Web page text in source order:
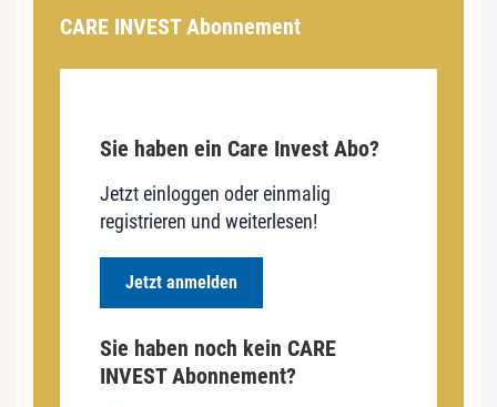
CARE INVEST Abonnement
Sie haben ein Care Invest Abo?
Jetzt einloggen oder einmalig
registrieren und weiterlesen!
Jetzt anmelden
Sie haben noch kein CARE
INVEST Abonnement?